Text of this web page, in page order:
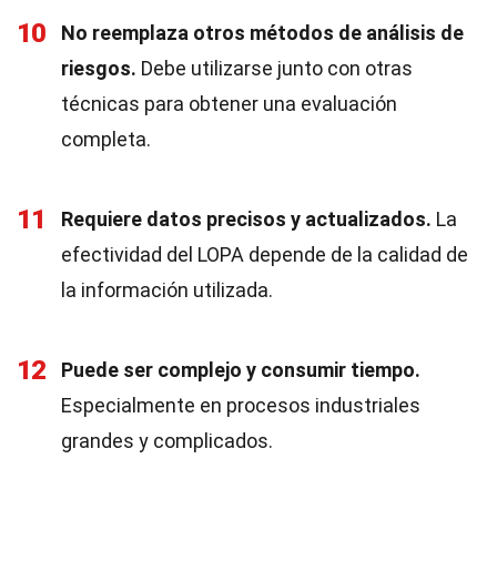
10
No reemplaza otros métodos de análisis de
riesgos. Debe utilizarse junto con otras
técnicas para obtener una evaluación
completa.
11 Requiere datos precisos y actualizados. La
efectividad del LOPA depende de la calidad de
la información utilizada.
12
Puede ser complejo y consumir tiempo.
Especialmente en procesos industriales
grandes y complicados.